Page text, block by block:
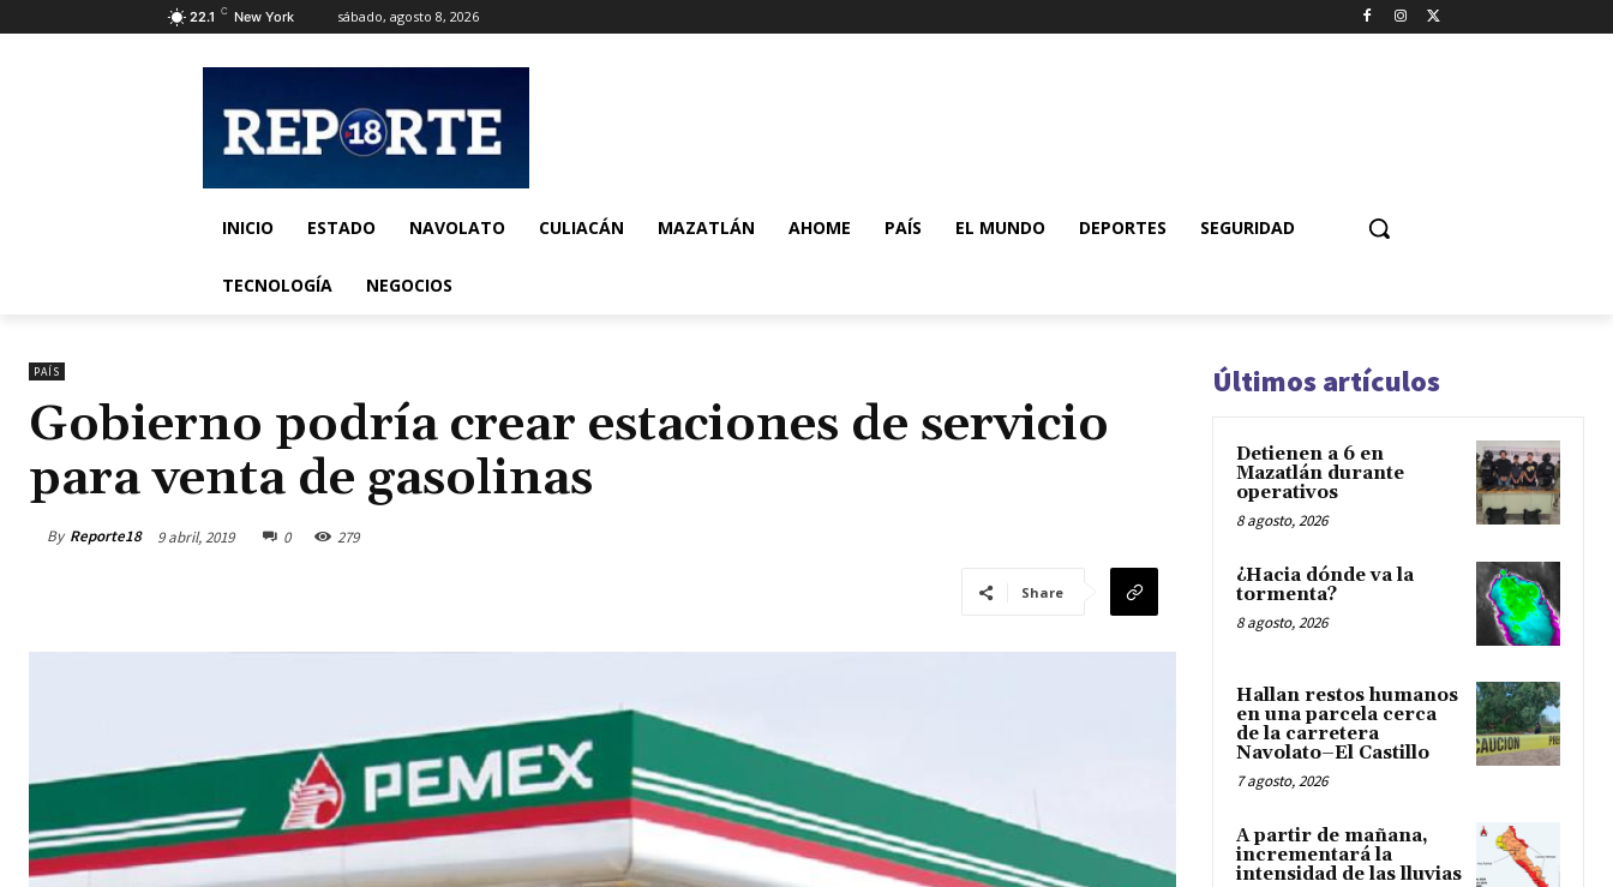
22.1 C New York sábado, agosto 8, 2026
INICIO ESTADO NAVOLATO CULIACÁN MAZATLÁN AHOME PAÍS EL MUNDO DEPORTES SEGURIDAD
TECNOLOGÍA NEGOCIOS
PAÍS
Gobierno podría crear estaciones de servicio
para venta de gasolinas
By Reporte18 9 abril, 2019 0 279
Share
Últimos artículos
Detienen a 6 en
Mazatlán durante
operativos
8 agosto, 2026
¿Hacia dónde va la
tormenta?
8 agosto, 2026
Hallan restos humanos
en una parcela cerca
de la carretera
Navolato–El Castillo
7 agosto, 2026
A partir de mañana,
incrementará la
intensidad de las lluvias